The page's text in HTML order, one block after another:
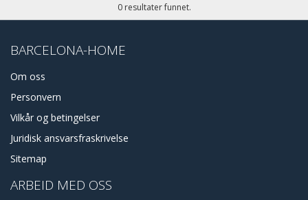
0 resultater funnet.
BARCELONA-HOME
Om oss
Personvern
Vilkår og betingelser
Juridisk ansvarsfraskrivelse
Sitemap
ARBEID MED OSS